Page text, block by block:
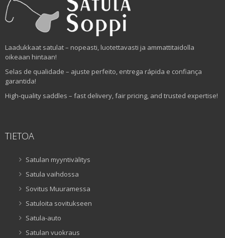
Laadukkaat satulat – nopeasti, luotettavasti ja ammattitaidolla
oikeaan hintaan!
Selas de qualidade – ajuste perfeito, entrega rápida e confiança
garantida!
High-quality saddles – fast delivery, fair pricing, and trusted expertise!
TIETOA
Satulan myyntivälitys
Satula vaihdossa
Sovitus Muuramessa
Satuloita sovitukseen
Satula-auto
Satulan vuokraus